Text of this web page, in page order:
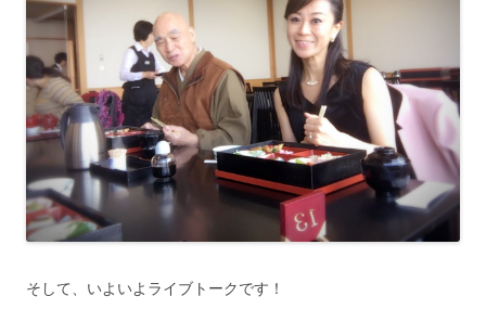
そして、いよいよライブトークです！